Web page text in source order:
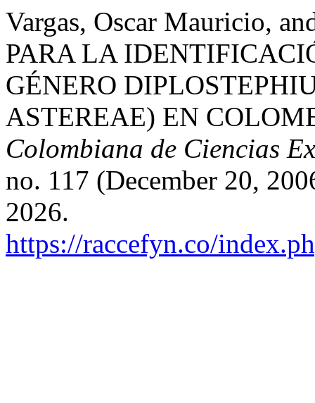
Vargas, Oscar Mauricio,
PARA LA
GÉNERO
ASTEREAE) EN
Colombiana de Ciencias
no. 117 (December 20,
2026.
https://raccefyn.co/